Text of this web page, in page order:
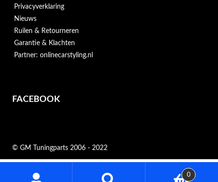
Privacyverklaring
Nieuws
Ruilen & Retourneren
Garantie & Klachten
Partner: onlinecarstyling.nl
FACEBOOK
© GM Tuningparts 2006 - 2022
0